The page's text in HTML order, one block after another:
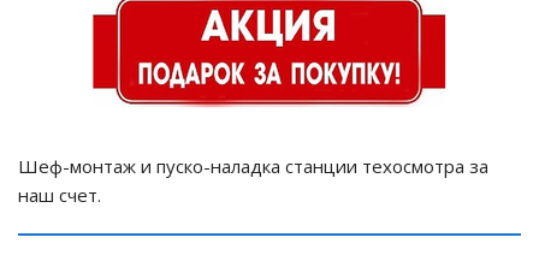
Шеф-монтаж и пуско-наладка станции техосмотра за
наш счет.